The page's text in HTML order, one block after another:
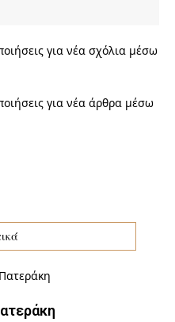
για νέα σχόλια μέσω
για νέα άρθρα μέσω